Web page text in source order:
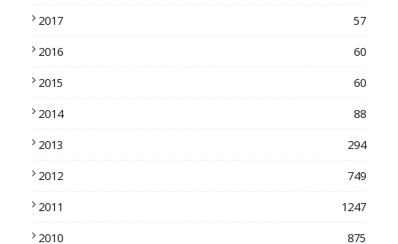
2017
57
2016
60
2015
60
2014
88
2013
294
2012
749
2011
1247
2010
875